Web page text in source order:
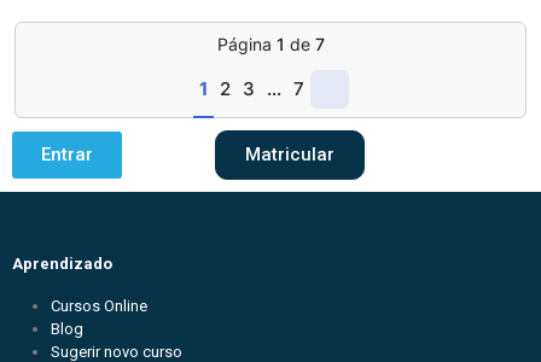
Página 1 de 7
1 2 3 … 7
Entrar Matricular
Aprendizado
Cursos Online
Blog
Sugerir novo curso